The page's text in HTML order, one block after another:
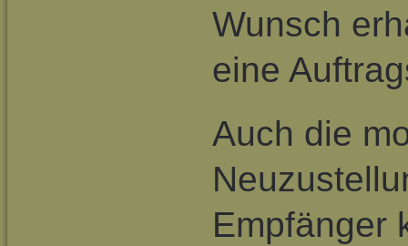
Wunsch
eine
Auch die
Empfänger